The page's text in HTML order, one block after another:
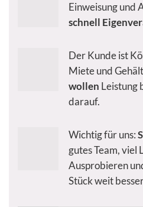
Einweisung und
schnell
Der Kunde ist
Miete und
wollen Leistung
darauf.
Wichtig für uns:
gutes Team, viel
Ausprobieren
Stück weit